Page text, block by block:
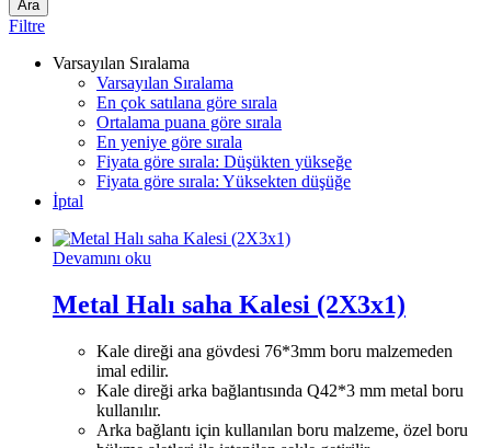
Ara
Filtre
Varsayılan Sıralama
Varsayılan Sıralama
En çok satılana göre sırala
Ortalama puana göre sırala
En yeniye göre sırala
Fiyata göre sırala: Düşükten yükseğe
Fiyata göre sırala: Yüksekten düşüğe
İptal
Devamını oku
Metal Halı saha Kalesi (2X3x1)
Kale direği ana gövdesi 76*3mm boru malzemeden
imal edilir.
Kale direği arka bağlantısında Q42*3 mm metal boru
kullanılır.
Arka bağlantı için kullanılan boru malzeme, özel boru